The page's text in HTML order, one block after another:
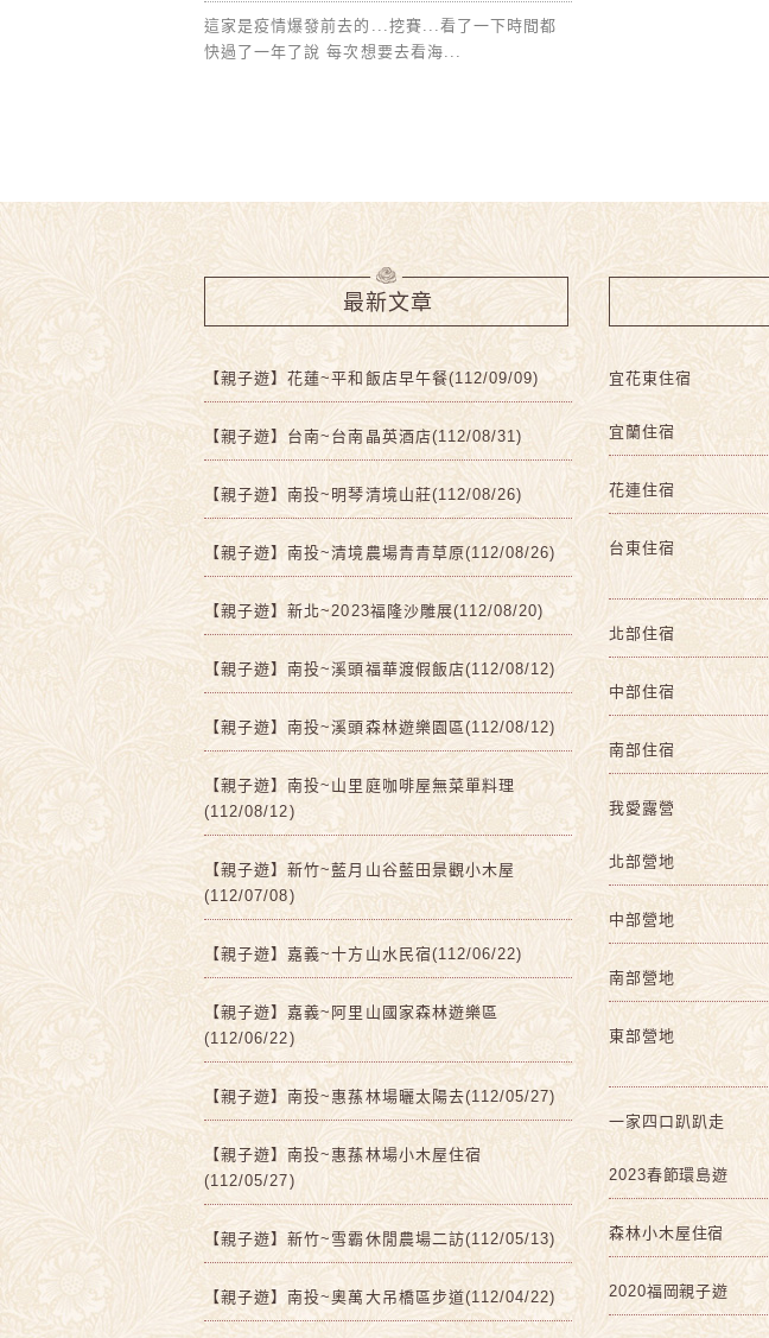
這家是疫情爆發前去的...挖賽...看了一下時間都
快過了一年了說 每次想要去看海...
最新文章
【親子遊】花蓮~平和飯店早午餐(112/09/09)
【親子遊】台南~台南晶英酒店(112/08/31)
【親子遊】南投~明琴清境山莊(112/08/26)
【親子遊】南投~清境農場青青草原(112/08/26)
【親子遊】新北~2023福隆沙雕展(112/08/20)
【親子遊】南投~溪頭福華渡假飯店(112/08/12)
【親子遊】南投~溪頭森林遊樂園區(112/08/12)
【親子遊】南投~山里庭咖啡屋無菜單料理
(112/08/12)
【親子遊】新竹~藍月山谷藍田景觀小木屋
(112/07/08)
【親子遊】嘉義~十方山水民宿(112/06/22)
【親子遊】嘉義~阿里山國家森林遊樂區
(112/06/22)
【親子遊】南投~惠蓀林場曬太陽去(112/05/27)
【親子遊】南投~惠蓀林場小木屋住宿
(112/05/27)
【親子遊】新竹~雪霸休閒農場二訪(112/05/13)
【親子遊】南投~奧萬大吊橋區步道(112/04/22)
宜花東住宿
宜蘭住宿
花連住宿
台東住宿
北部住宿
中部住宿
南部住宿
我愛露營
北部營地
中部營地
南部營地
東部營地
一家四口趴趴走
2023春節環島遊
森林小木屋住宿
2020福岡親子遊